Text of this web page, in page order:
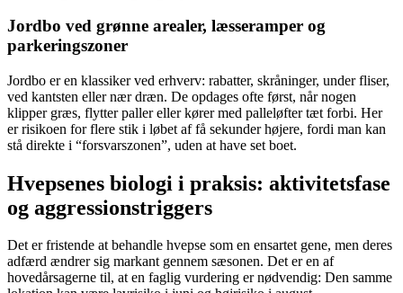
Jordbo ved grønne arealer, læsseramper og
parkeringszoner
Jordbo er en klassiker ved erhverv: rabatter, skråninger, under fliser,
ved kantsten eller nær dræn. De opdages ofte først, når nogen
klipper græs, flytter paller eller kører med palleløfter tæt forbi. Her
er risikoen for flere stik i løbet af få sekunder højere, fordi man kan
stå direkte i “forsvarszonen”, uden at have set boet.
Hvepsenes biologi i praksis: aktivitetsfase
og aggressionstriggers
Det er fristende at behandle hvepse som en ensartet gene, men deres
adfærd ændrer sig markant gennem sæsonen. Det er en af
hovedårsagerne til, at en faglig vurdering er nødvendig: Den samme